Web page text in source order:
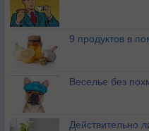
9 продуктов в
Веселье без
Действительно